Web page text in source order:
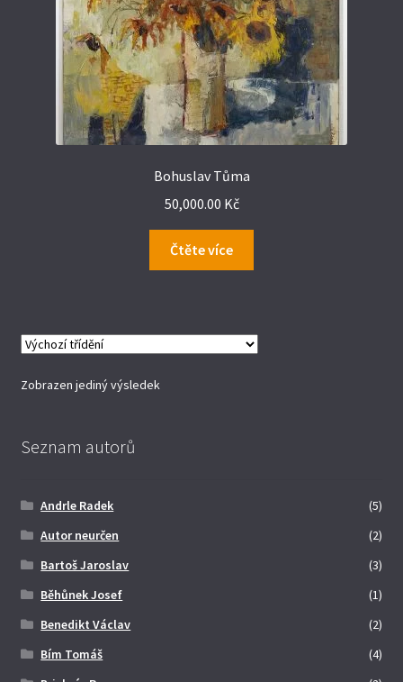
Bohuslav Tůma
50,000.00 Kč
Čtěte více
Zobrazen jediný výsledek
Seznam autorů
Andrle Radek
(5)
Autor neurčen
(2)
Bartoš Jaroslav
(3)
Běhůnek Josef
(1)
Benedikt Václav
(2)
Bím Tomáš
(4)